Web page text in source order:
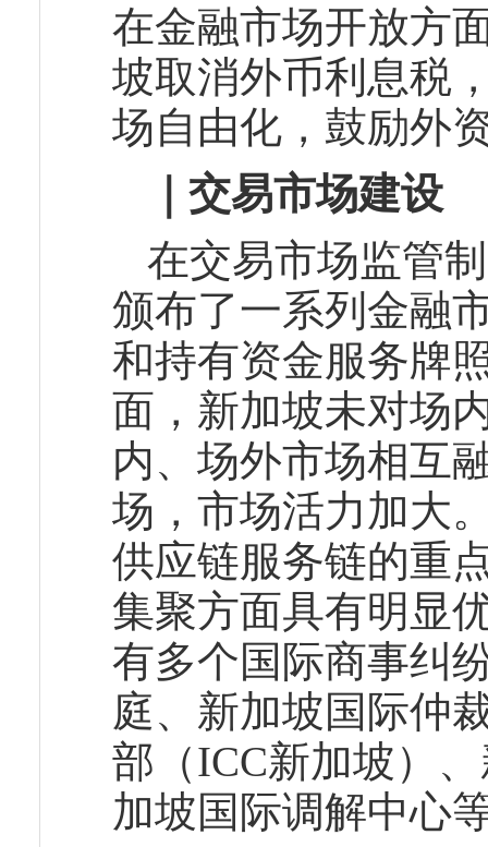
在金融市场开放方
坡取消外币利息税
场自由化，鼓励外
｜交易市场建设
在交易市场监管
颁布了一系列金融
和持有资金服务牌
面，新加坡未对场
内、场外市场相互
场，市场活力加大
供应链服务链的重
集聚方面具有明显
有多个国际商事纠
庭、新加坡国际仲
部（ICC新加坡）
加坡国际调解中心